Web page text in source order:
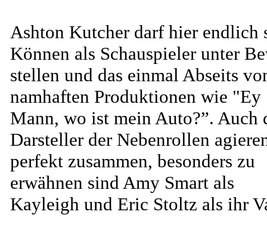
Ashton Kutcher darf hier endlich
Können als Schauspieler unter
stellen und das einmal Abseits
namhaften Produktionen wie "Ey
Mann, wo ist mein Auto?”. Auch
Darsteller der Nebenrollen
perfekt zusammen, besonders zu
erwähnen sind Amy Smart als
Kayleigh und Eric Stoltz als ihr